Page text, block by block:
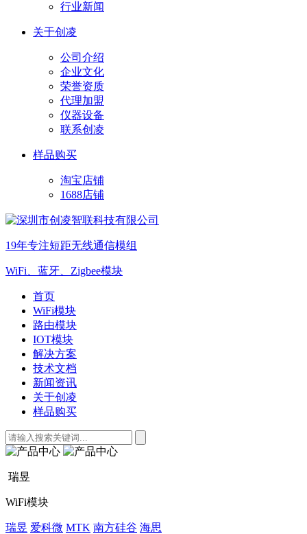
行业新闻
关于创凌
公司介绍
企业文化
荣誉资质
代理加盟
仪器设备
联系创凌
样品购买
淘宝店铺
1688店铺
19年专注短距无线通信模组
WiFi、蓝牙、Zigbee模块
首页
WiFi模块
路由模块
IOT模块
解决方案
技术文档
新闻资讯
关于创凌
样品购买
瑞昱
WiFi模块
瑞昱 爱科微 MTK 南方硅谷 海思